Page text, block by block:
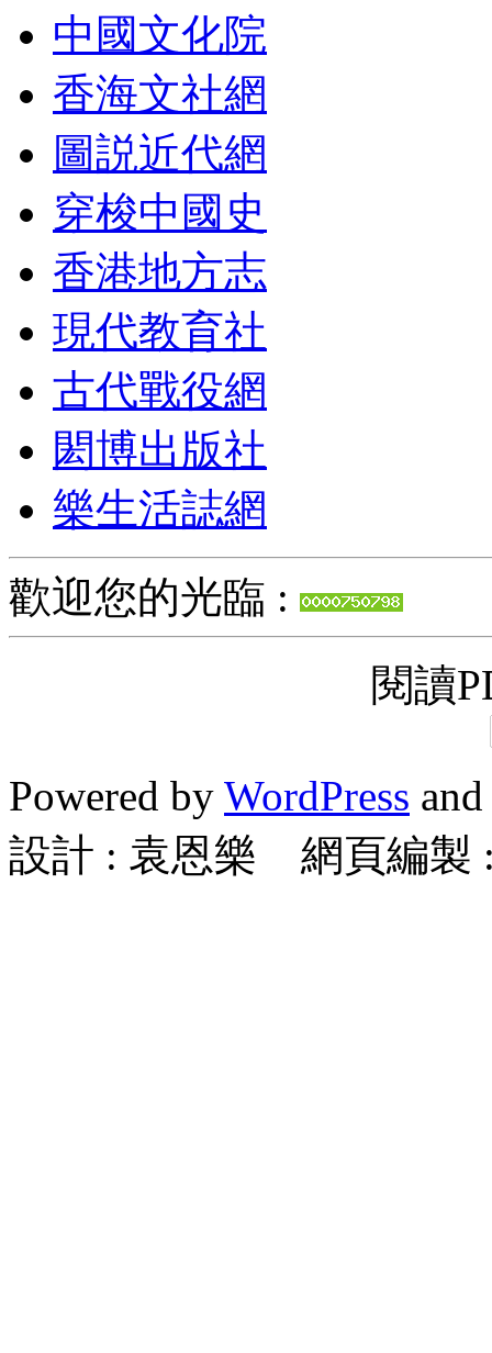
中國文化院
香海文社網
圖説近代網
穿梭中國史
香港地方志
現代教育社
古代戰役網
閎博出版社
樂生活誌網
歡迎您的光臨 :
閱讀
Powered by WordPress and
設計 : 袁恩樂 網頁編製